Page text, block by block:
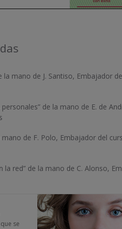
la mano de J. Santiso, Embajador
de la mano de E. de
mano de F. Polo, Embajador del
la red” de la mano de C. Alonso,
se